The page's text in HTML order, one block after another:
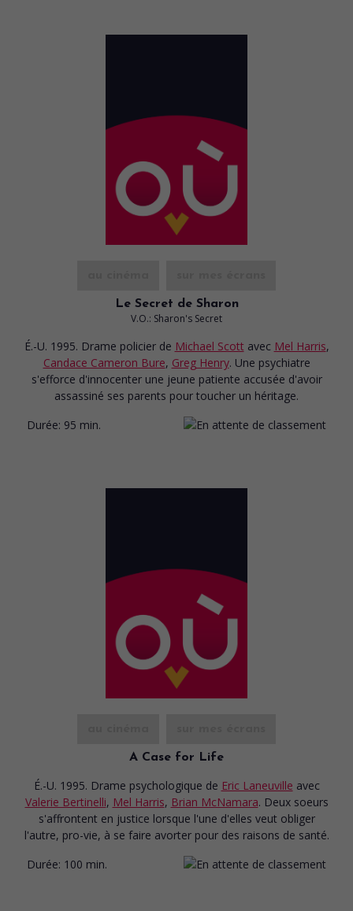
Le Secret de Sharon
V.O.: Sharon's Secret
É.-U. 1995. Drame policier de Michael Scott avec Mel Harris,
Candace Cameron Bure, Greg Henry. Une psychiatre
s'efforce d'innocenter une jeune patiente accusée d'avoir
assassiné ses parents pour toucher un héritage.
Durée: 95 min.
A Case for Life
É.-U. 1995. Drame psychologique de Eric Laneuville avec
Valerie Bertinelli, Mel Harris, Brian McNamara. Deux soeurs
s'affrontent en justice lorsque l'une d'elles veut obliger
l'autre, pro-vie, à se faire avorter pour des raisons de santé.
Durée: 100 min.